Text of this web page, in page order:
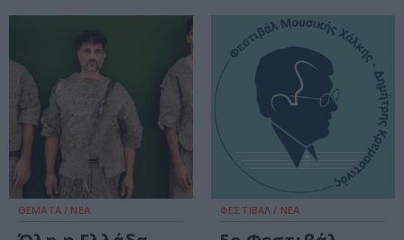
ΘΕΜΑΤΑ / ΝΕΑ ΦΕΣΤΙΒΑΛ / ΝΕΑ